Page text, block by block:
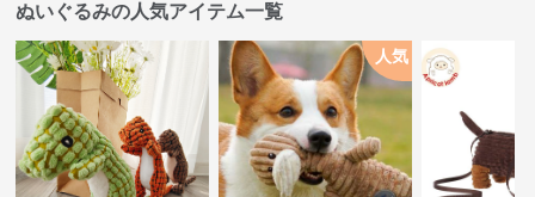
ぬいぐるみの人気アイテム一覧
人気